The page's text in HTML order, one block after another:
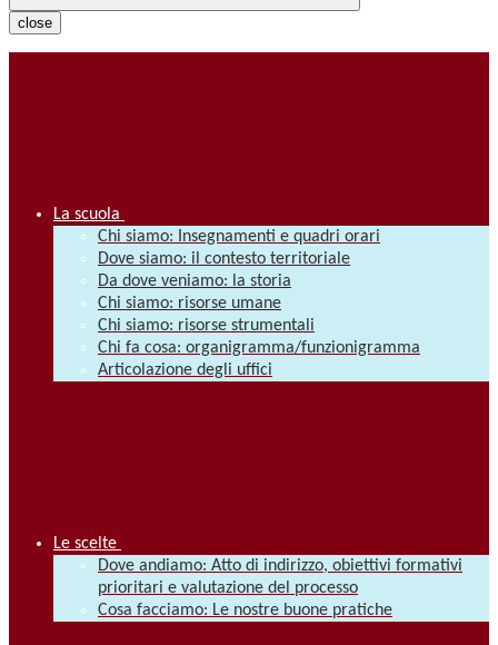
close
La scuola
Chi siamo: Insegnamenti e quadri orari
Dove siamo: il contesto territoriale
Da dove veniamo: la storia
Chi siamo: risorse umane
Chi siamo: risorse strumentali
Chi fa cosa: organigramma/funzionigramma
Articolazione degli uffici
Le scelte
Dove andiamo: Atto di indirizzo, obiettivi formativi
prioritari e valutazione del processo
Cosa facciamo: Le nostre buone pratiche